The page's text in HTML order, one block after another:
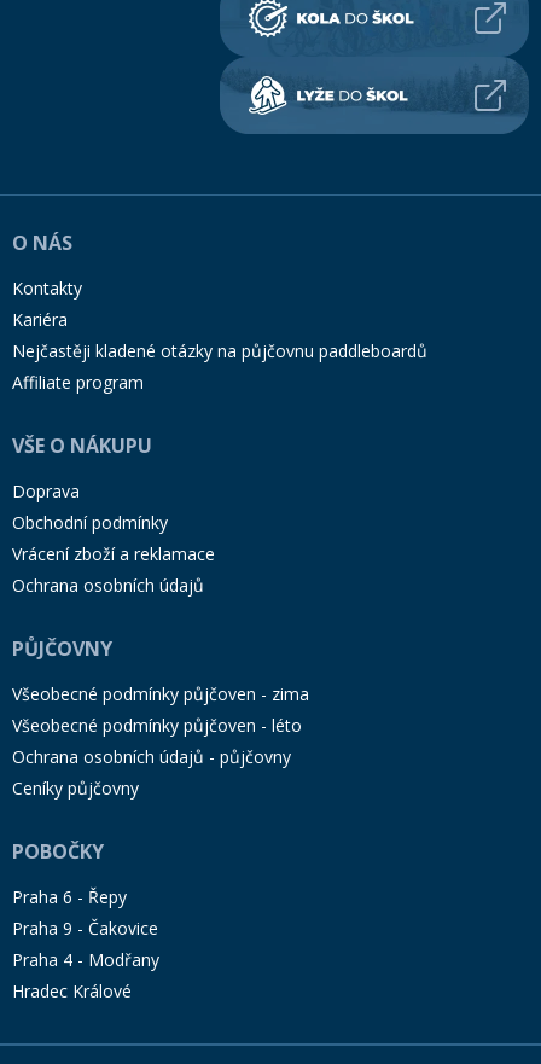
O NÁS
Kontakty
Kariéra
Nejčastěji kladené otázky na půjčovnu paddleboardů
Affiliate program
VŠE O NÁKUPU
Doprava
Obchodní podmínky
Vrácení zboží a reklamace
Ochrana osobních údajů
PŮJČOVNY
Všeobecné podmínky půjčoven - zima
Všeobecné podmínky půjčoven - léto
Ochrana osobních údajů - půjčovny
Ceníky půjčovny
POBOČKY
Praha 6 - Řepy
Praha 9 - Čakovice
Praha 4 - Modřany
Hradec Králové